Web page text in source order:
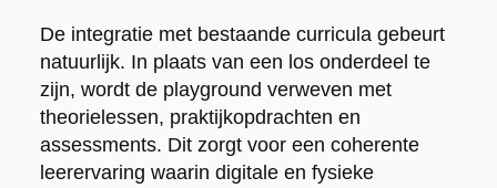
De integratie met bestaande curricula gebeurt
natuurlijk. In plaats van een los onderdeel te
zijn, wordt de playground verweven met
theorielessen, praktijkopdrachten en
assessments. Dit zorgt voor een coherente
leerervaring waarin digitale en fysieke